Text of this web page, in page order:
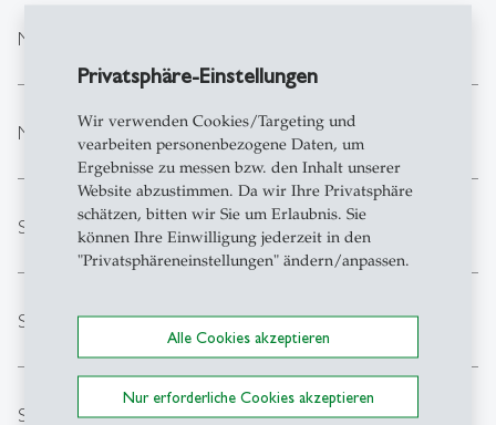
Privatsphäre-Einstellungen
Wir verwenden Cookies/Targeting und
vearbeiten personenbezogene Daten, um
Ergebnisse zu messen bzw. den Inhalt unserer
Website abzustimmen. Da wir Ihre Privatsphäre
schätzen, bitten wir Sie um Erlaubnis. Sie
können Ihre Einwilligung jederzeit in den
"Privatsphäreneinstellungen" ändern/anpassen.
Alle Cookies akzeptieren
Nur erforderliche Cookies akzeptieren
Medienausleihe und Lernplätze
Mensa
Sport und Gesundheit an der Universität
Studentenschaft und studentische Initiativen
SQUARE